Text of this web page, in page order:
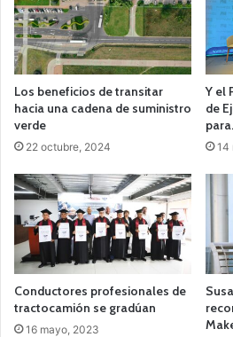
Los beneficios de transitar
hacia una cadena de suministro
verde
22 octubre, 2024
Y el
de
14
Conductores profesionales de
tractocamión se gradúan
16 mayo, 2023